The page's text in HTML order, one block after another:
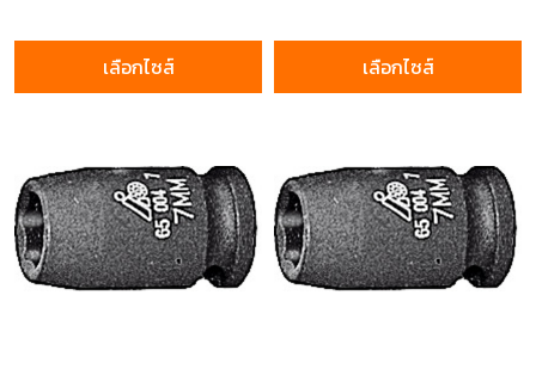
เลือกไซส์ เลือกไซส์